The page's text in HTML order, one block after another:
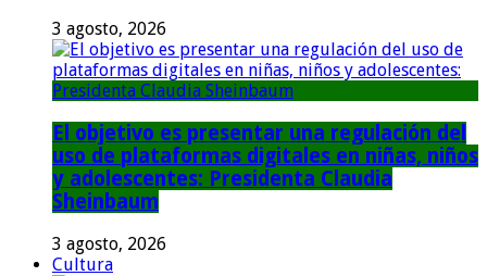
3 agosto, 2026
El objetivo es presentar una regulación del
uso de plataformas digitales en niñas, niños
y adolescentes: Presidenta Claudia
Sheinbaum
3 agosto, 2026
Cultura